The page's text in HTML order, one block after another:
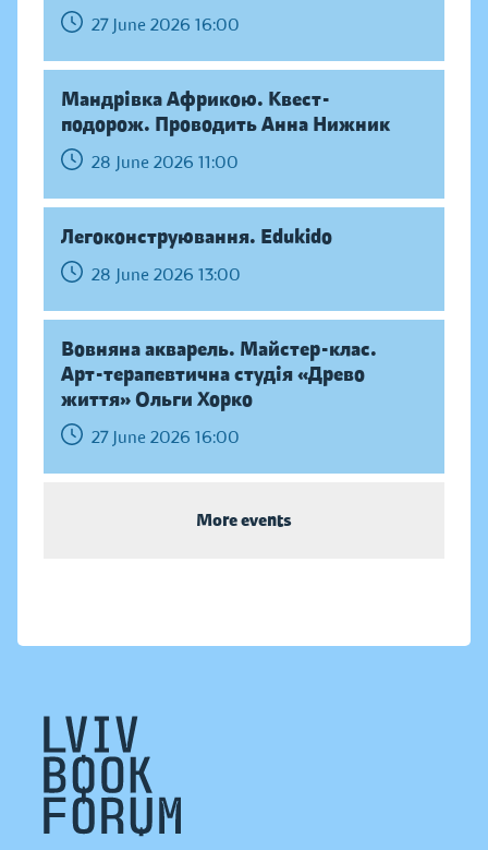
27 June 2026 16:00
Мандрівка Африкою. Квест-
подорож. Проводить Анна Нижник
28 June 2026 11:00
Легоконструювання. Edukido
28 June 2026 13:00
Вовняна акварель. Майстер-клас.
Арт-терапевтична студія «Древо
життя» Ольги Хорко
27 June 2026 16:00
More events